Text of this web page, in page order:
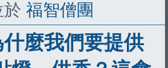
於 福智僧團
什麼我們要提供